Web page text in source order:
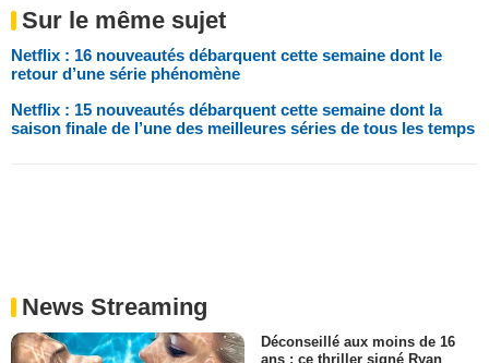
Sur le même sujet
Netflix : 16 nouveautés débarquent cette semaine dont le
retour d’une série phénomène
Netflix : 15 nouveautés débarquent cette semaine dont la
saison finale de l’une des meilleures séries de tous les temps
News Streaming
Déconseillé aux moins de 16
ans : ce thriller signé Ryan